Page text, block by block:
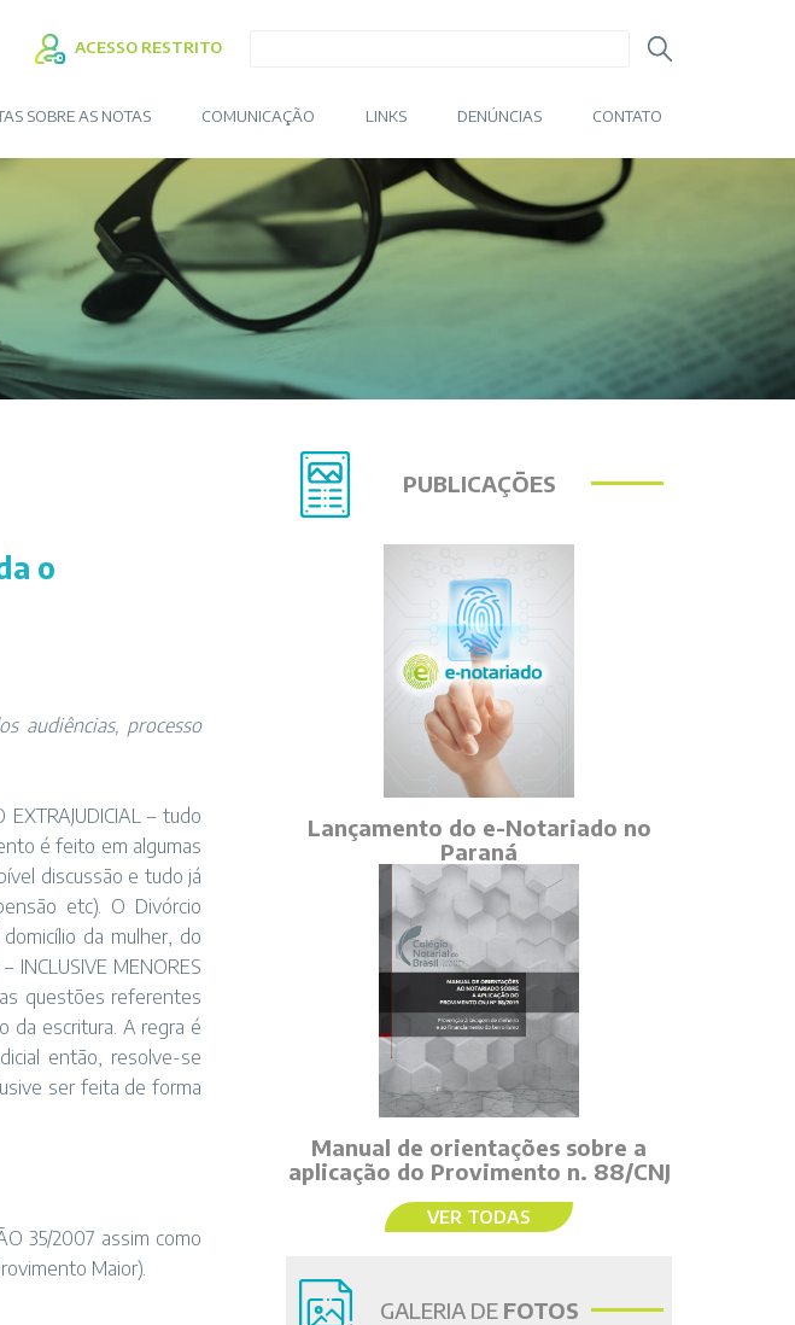
ACESSO RESTRITO
SOBRE AS NOTAS COMUNICAÇÃO LINKS DENÚNCIAS CONTATO
o
audiências, processo
– tudo
é feito em algumas
discussão e tudo já
etc). O Divórcio
da mulher, do
MENORES
questões referentes
da escritura. A regra é
então, resolve-se
ser feita de forma
35/2007 assim como
Maior).
PUBLICAÇÕES
Lançamento do e-Notariado no
Paraná
Manual de orientações sobre a
aplicação do Provimento n. 88/CNJ
VER TODAS
GALERIA DE FOTOS